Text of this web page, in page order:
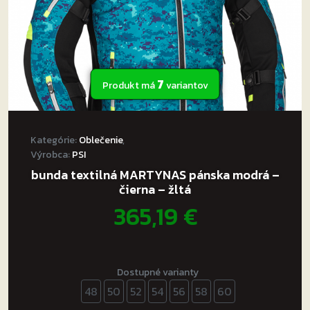
produktu.
Produkt má7variantov
Kategórie:Oblečenie,
Výrobca:PSI
bunda textilná MARTYNAS pánska modrá –
čierna – žltá
365,19€
Dostupné varianty
48 50 52 54 56 58 60